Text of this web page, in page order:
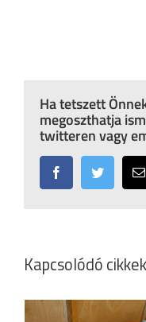
Ha tetszett
megoszthatja
twitteren vagy
FacebookTwitter
Kapcsolódó cikkek